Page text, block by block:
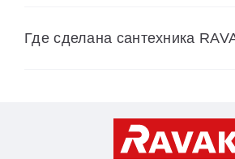
Где сделана сантехника